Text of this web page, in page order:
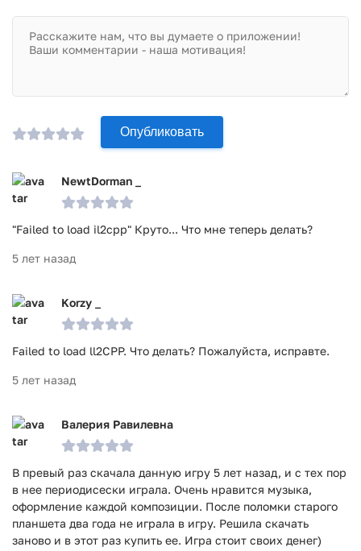
Опубликовать
NewtDorman _
"Failed to load il2cpp" Круто... Что мне теперь делать?
5 лет назад
Korzy _
Failed to load ll2CPP. Что делать? Пожалуйста, исправте.
5 лет назад
Валерия Равилевна
В превый раз скачала данную игру 5 лет назад, и с тех пор
в нее периодисески играла. Очень нравится музыка,
оформление каждой композиции. После поломки старого
планшета два года не играла в игру. Решила скачать
заново и в этот раз купить ее. Игра стоит своих денег)